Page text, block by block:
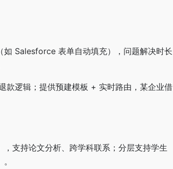
Salesforce 表单自动填充），问题解决时长
款逻辑；提供预建模板 + 实时路由，某企业借
支持论文分析、跨学科联系；分层支持学生